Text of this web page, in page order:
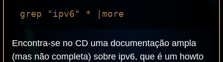
Encontra-se no CD uma documentação ampla
(mas não completa) sobre ipv6, que é um howto